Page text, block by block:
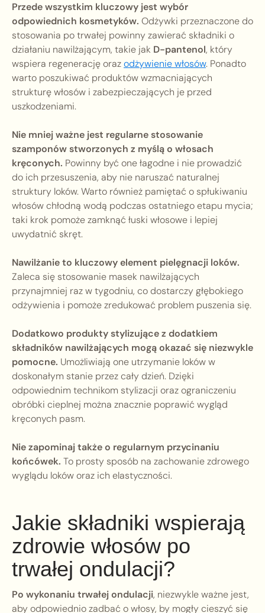
Przede wszystkim kluczowy jest wybór
odpowiednich kosmetyków. Odżywki przeznaczone do
stosowania po trwałej powinny zawierać składniki o
działaniu nawilżającym, takie jak D-pantenol, który
wspiera regenerację orazodżywienie włosów. Ponadto
warto poszukiwać produktów wzmacniających
strukturę włosów i zabezpieczających je przed
uszkodzeniami.
Nie mniej ważne jest regularne stosowanie
szamponów stworzonych z myślą o włosach
kręconych. Powinny być one łagodne i nie prowadzić
do ich przesuszenia, aby nie naruszać naturalnej
struktury loków. Warto również pamiętać o spłukiwaniu
włosów chłodną wodą podczas ostatniego etapu mycia;
taki krok pomoże zamknąć łuski włosowe i lepiej
uwydatnić skręt.
Nawilżanie to kluczowy element pielęgnacji loków.
Zaleca się stosowanie masek nawilżających
przynajmniej raz w tygodniu, co dostarczy głębokiego
odżywienia i pomoże zredukować problem puszenia się.
Dodatkowo produkty stylizujące z dodatkiem
składników nawilżających mogą okazać się niezwykle
pomocne. Umożliwiają one utrzymanie loków w
doskonałym stanie przez cały dzień. Dzięki
odpowiednim technikom stylizacji oraz ograniczeniu
obróbki cieplnej można znacznie poprawić wygląd
kręconych pasm.
Nie zapominaj także o regularnym przycinaniu
końcówek. To prosty sposób na zachowanie zdrowego
wyglądu loków oraz ich elastyczności.
Jakie składniki wspierają
zdrowie włosów po
trwałej ondulacji?
Po wykonaniu trwałej ondulacji, niezwykle ważne jest,
aby odpowiednio zadbać o włosy, by mogły cieszyć się